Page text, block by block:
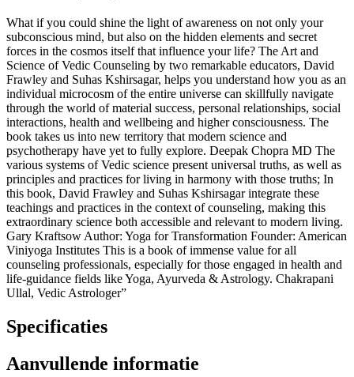
What if you could shine the light of awareness on not only your
subconscious mind, but also on the hidden elements and secret
forces in the cosmos itself that influence your life? The Art and
Science of Vedic Counseling by two remarkable educators, David
Frawley and Suhas Kshirsagar, helps you understand how you as an
individual microcosm of the entire universe can skillfully navigate
through the world of material success, personal relationships, social
interactions, health and wellbeing and higher consciousness. The
book takes us into new territory that modern science and
psychotherapy have yet to fully explore. Deepak Chopra MD The
various systems of Vedic science present universal truths, as well as
principles and practices for living in harmony with those truths; In
this book, David Frawley and Suhas Kshirsagar integrate these
teachings and practices in the context of counseling, making this
extraordinary science both accessible and relevant to modern living.
Gary Kraftsow Author: Yoga for Transformation Founder: American
Viniyoga Institutes This is a book of immense value for all
counseling professionals, especially for those engaged in health and
life-guidance fields like Yoga, Ayurveda & Astrology. Chakrapani
Ullal, Vedic Astrologer”
Specificaties
Aanvullende informatie